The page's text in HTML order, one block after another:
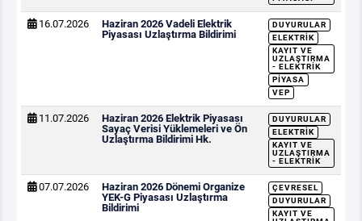
16.07.2026
Haziran 2026 Vadeli Elektrik
Piyasası Uzlaştırma Bildirimi
DUYURULAR
ELEKTRIK
KAYIT VE
UZLAŞTIRMA
- ELEKTRIK
PIYASA
VEP
11.07.2026
Haziran 2026 Elektrik Piyasası
Sayaç Verisi Yüklemeleri ve Ön
Uzlaştırma Bildirimi Hk.
DUYURULAR
ELEKTRIK
KAYIT VE
UZLAŞTIRMA
- ELEKTRIK
07.07.2026
Haziran 2026 Dönemi Organize
YEK-G Piyasası Uzlaştırma
Bildirimi
ÇEVRESEL
DUYURULAR
KAYIT VE